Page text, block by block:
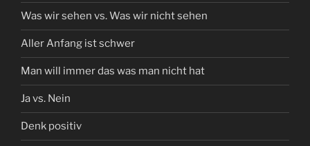
Was wir sehen vs. Was wir nicht sehen
Aller Anfang ist schwer
Man will immer das was man nicht hat
Ja vs. Nein
Denk positiv